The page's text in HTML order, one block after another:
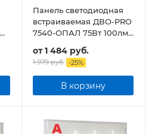
Панель светодиодная
встраиваемая ДВО-PRO
7540-ОПАЛ 75Вт 100лм/
595х595х30мм
от1 484 руб.
1 979 руб. -25%
В корзину